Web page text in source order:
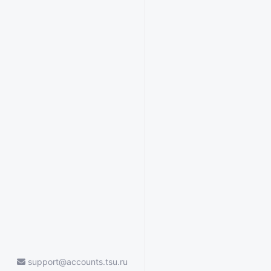
support@accounts.tsu.ru